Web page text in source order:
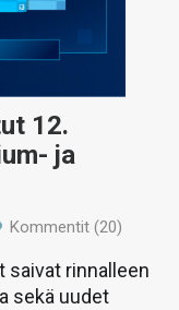
12.
ja
Kommentit (20)
saivat rinnalleen
sekä uudet